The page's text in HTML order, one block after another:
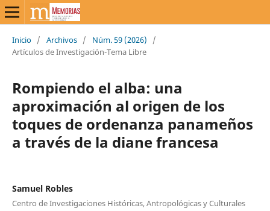
Inicio / Archivos / Núm. 59 (2026)
/
Artículos de Investigación-Tema Libre
Rompiendo el alba: una
aproximación al origen de los
toques de ordenanza panameños
a través de la diane francesa
Samuel Robles
Centro de Investigaciones Históricas, Antropológicas y Culturales